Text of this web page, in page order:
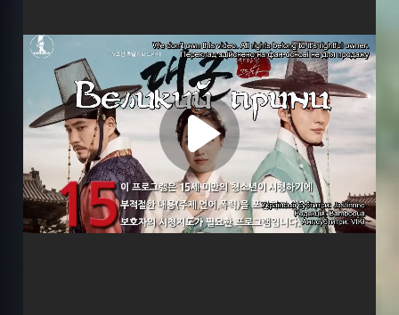
Серія 5
Серія 6
Серія 7
Серія 8
Серія 9
Серія 10